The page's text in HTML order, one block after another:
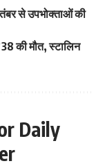
से उपभोक्ताओं की
की मौत, स्टालिन
Daily